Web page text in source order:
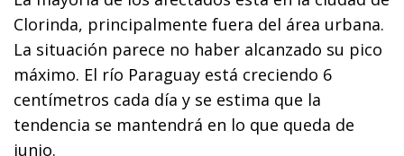
Clorinda, principalmente fuera del área urbana.
La situación parece no haber alcanzado su pico
máximo. El río Paraguay está creciendo 6
centímetros cada día y se estima que la
tendencia se mantendrá en lo que queda de
junio.